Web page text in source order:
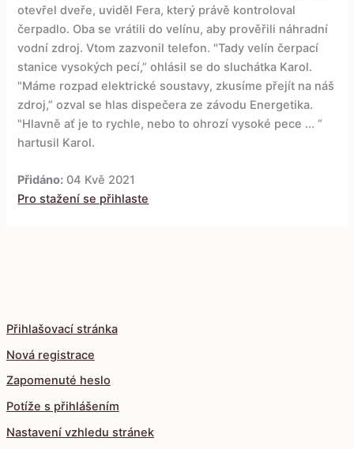
Přihlašovací stránka
Nová registrace
Zapomenuté heslo
Potíže s přihlášením
Nastavení vzhledu stránek
otevřel dveře, uviděl Fera, který právě kontroloval
čerpadlo. Oba se vrátili do velínu, aby prověřili náhradní
vodní zdroj. Vtom zazvonil telefon. "Tady velín čerpací
stanice vysokých pecí,” ohlásil se do sluchátka Karol.
"Máme rozpad elektrické soustavy, zkusíme přejít na náš
zdroj,” ozval se hlas dispečera ze závodu Energetika.
"Hlavně ať je to rychle, nebo to ohrozí vysoké pece ... “
hartusil Karol.
Přidáno: 04 Kvě 2021
Pro stažení se přihlaste